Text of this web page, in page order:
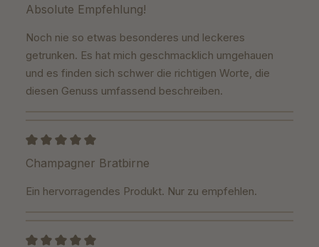
Review with rating of 5 out of 5 stars
Absolute Empfehlung!
Noch nie so etwas besonderes und leckeres
getrunken. Es hat mich geschmacklich umgehauen
und es finden sich schwer die richtigen Worte, die
diesen Genuss umfassend beschreiben.
Review with rating of 5 out of 5 stars
Champagner Bratbirne
Ein hervorragendes Produkt. Nur zu empfehlen.